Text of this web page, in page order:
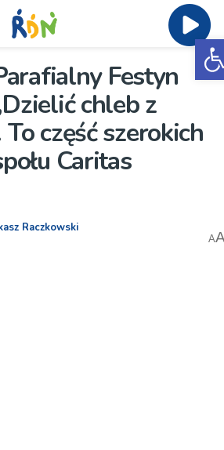
Festyn
chleb z
To część szerokich
Caritas
Raczkowski
A